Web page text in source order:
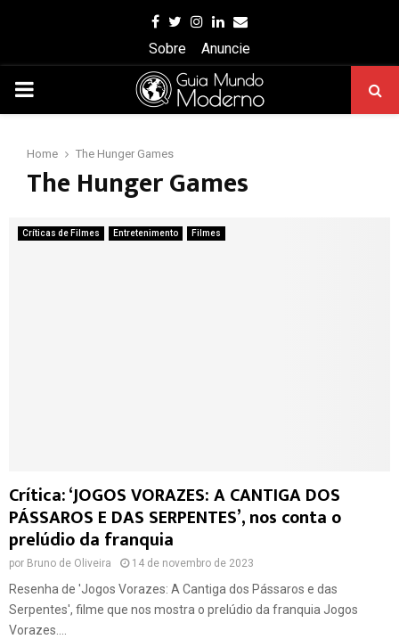
Facebook
Twitter
Instagram
Linkedin
Email
Sobre
Anuncie
PRIMARY
Home The Hunger Games
The Hunger Games
Críticas de Filmes Entretenimento Filmes
Crítica: ‘JOGOS VORAZES: A CANTIGA DOS
PÁSSAROS E DAS SERPENTES’, nos conta o
prelúdio da franquia
por Bruno de Oliveira 14 de novembro de 2023
Resenha de 'Jogos Vorazes: A Cantiga dos Pássaros e das
Serpentes', filme que nos mostra o prelúdio da franquia Jogos
Vorazes....